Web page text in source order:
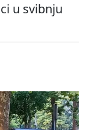
u svibnju